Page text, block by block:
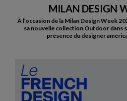
MILAN DESIGN
À l’occasion de la Milan Design Week
sa nouvelle collection Outdoor dans
présence du designer